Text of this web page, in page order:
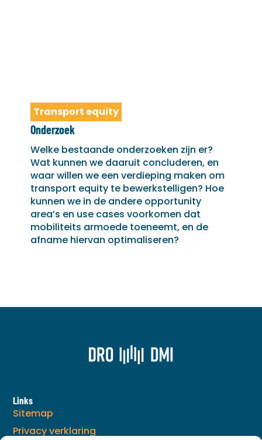
Transport equity
Onderzoek
Welke bestaande onderzoeken zijn er?
Wat kunnen we daaruit concluderen, en
waar willen we een verdieping maken om
transport equity te bewerkstelligen? Hoe
kunnen we in de andere opportunity
area’s en use cases voorkomen dat
mobiliteits armoede toeneemt, en de
afname hiervan optimaliseren?
Links
Sitemap
Privacy verklaring